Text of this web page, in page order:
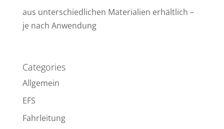
aus unterschiedlichen Materialien erhältlich –
je nach Anwendung
Categories
Allgemein
EFS
Fahrleitung